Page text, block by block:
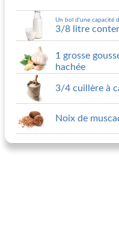
Un bol d'une capacité
3/8 litre
1 grosse
hachée
3/4 cuillère à
Noix de